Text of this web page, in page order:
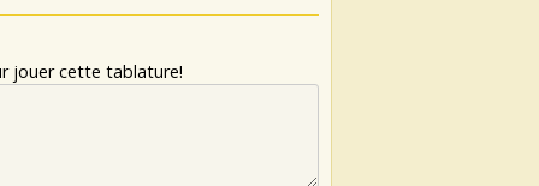
jouer cette tablature!